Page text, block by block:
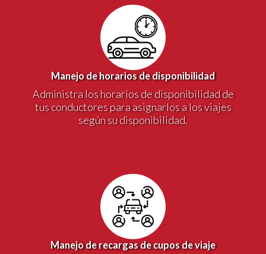
Manejo de horarios de disponibilidad
Administra los horarios de disponibilidad de
tus conductores para asignarlos a los viajes
según su disponibilidad.
Manejo de recargas de cupos de viaje